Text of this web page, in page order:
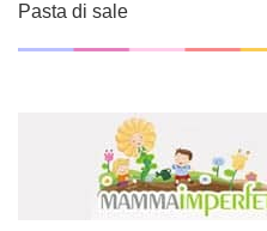
Pasta di sale